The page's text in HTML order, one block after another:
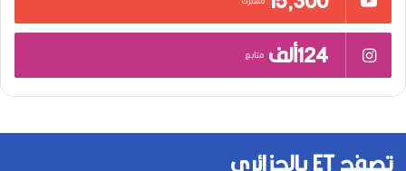
124ألف متابع
تصفح ET بالجزائري